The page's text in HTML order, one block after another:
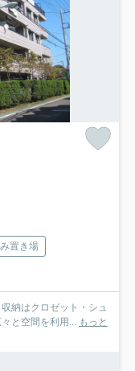
置き場
納はクロゼット・シュ
と空間を利用... もっと